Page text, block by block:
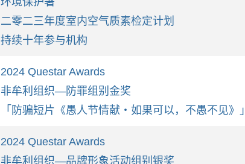
二零二三年度室内空气质素检定计划
持续十年参与机构
2024 Questar Awards
非牟利组织—防罪组别金奖
「防骗短片《愚人节情献‧如果可以，不愚不见》」
2024 Questar Awards
非牟利组织—品牌形象活动组别银奖